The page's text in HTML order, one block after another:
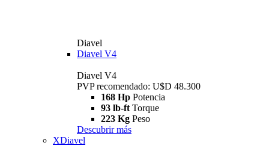
Diavel
Diavel V4
Diavel V4
PVP recomendado: U$D 48.300
168 Hp Potencia
93 lb-ft Torque
223 Kg Peso
Descubrir más
XDiavel